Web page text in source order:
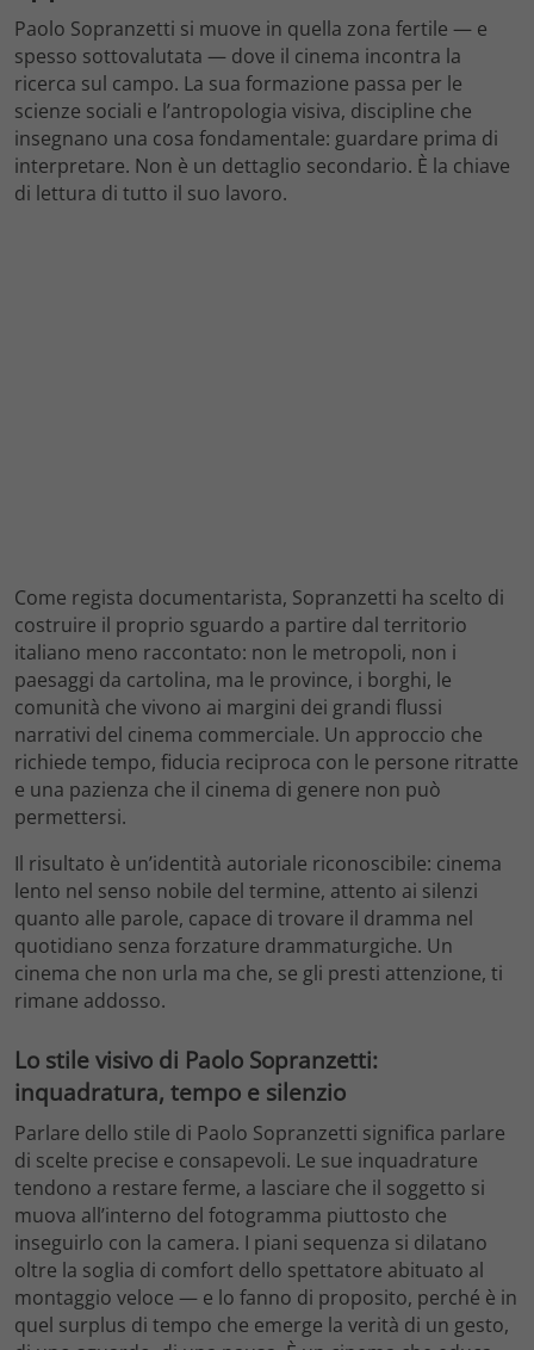
Paolo Sopranzetti si muove in quella zona fertile — e
spesso sottovalutata — dove il cinema incontra la
ricerca sul campo. La sua formazione passa per le
scienze sociali e l’antropologia visiva, discipline che
insegnano una cosa fondamentale: guardare prima di
interpretare. Non è un dettaglio secondario. È la chiave
di lettura di tutto il suo lavoro.
Come regista documentarista, Sopranzetti ha scelto di
costruire il proprio sguardo a partire dal territorio
italiano meno raccontato: non le metropoli, non i
paesaggi da cartolina, ma le province, i borghi, le
comunità che vivono ai margini dei grandi flussi
narrativi del cinema commerciale. Un approccio che
richiede tempo, fiducia reciproca con le persone ritratte
e una pazienza che il cinema di genere non può
permettersi.
Il risultato è un’identità autoriale riconoscibile: cinema
lento nel senso nobile del termine, attento ai silenzi
quanto alle parole, capace di trovare il dramma nel
quotidiano senza forzature drammaturgiche. Un
cinema che non urla ma che, se gli presti attenzione, ti
rimane addosso.
Lo stile visivo di Paolo Sopranzetti:
inquadratura, tempo e silenzio
Parlare dello stile di Paolo Sopranzetti significa parlare
di scelte precise e consapevoli. Le sue inquadrature
tendono a restare ferme, a lasciare che il soggetto si
muova all’interno del fotogramma piuttosto che
inseguirlo con la camera. I piani sequenza si dilatano
oltre la soglia di comfort dello spettatore abituato al
montaggio veloce — e lo fanno di proposito, perché è in
quel surplus di tempo che emerge la verità di un gesto,